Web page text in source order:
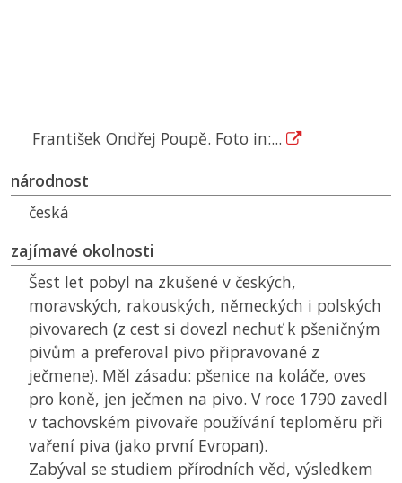
František Ondřej Poupě. Foto in:...
národnost
česká
zajímavé okolnosti
Šest let pobyl na zkušené v českých,
moravských, rakouských, německých i polských
pivovarech (z cest si dovezl nechuť k pšeničným
pivům a preferoval pivo připravované z
ječmene). Měl zásadu: pšenice na koláče, oves
pro koně, jen ječmen na pivo. V roce 1790 zavedl
v tachovském pivovaře používání teploměru při
vaření piva (jako první Evropan).
Zabýval se studiem přírodních věd, výsledkem